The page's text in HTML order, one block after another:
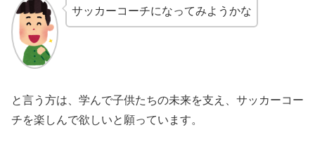
サッカーコーチになってみようかな
と言う方は、学んで子供たちの未来を支え、サッカーコー
チを楽しんで欲しいと願っています。